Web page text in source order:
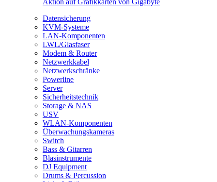
Aktion auf Grafikkarten von Gigabyte
Datensicherung
KVM-Systeme
LAN-Komponenten
LWL/Glasfaser
Modem & Router
Netzwerkkabel
Netzwerkschränke
Powerline
Server
Sicherheitstechnik
Storage & NAS
USV
WLAN-Komponenten
Überwachungskameras
Switch
Bass & Gitarren
Blasinstrumente
DJ Equipment
Drums & Percussion